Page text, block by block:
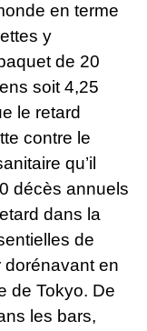
en terme
y
de 20
soit 4,25
le retard
contre le
qu’il
décès annuels
dans la
de
dorénavant en
de Tokyo. De
les bars,